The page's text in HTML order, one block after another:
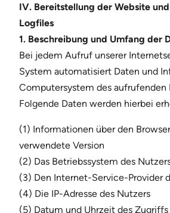
IV. Bereitstellung der Website
Logfiles
1. Beschreibung und Umfang der
Bei jedem Aufruf unserer
System automatisiert Daten und
Computersystem des aufrufenden
Folgende Daten werden hierbei
(1) Informationen über den
verwendete Version
(2) Das Betriebssystem des
(3) Den Internet-Service-Provider
(4) Die IP-Adresse des Nutzers
(5) Datum und Uhrzeit des Zugriffs